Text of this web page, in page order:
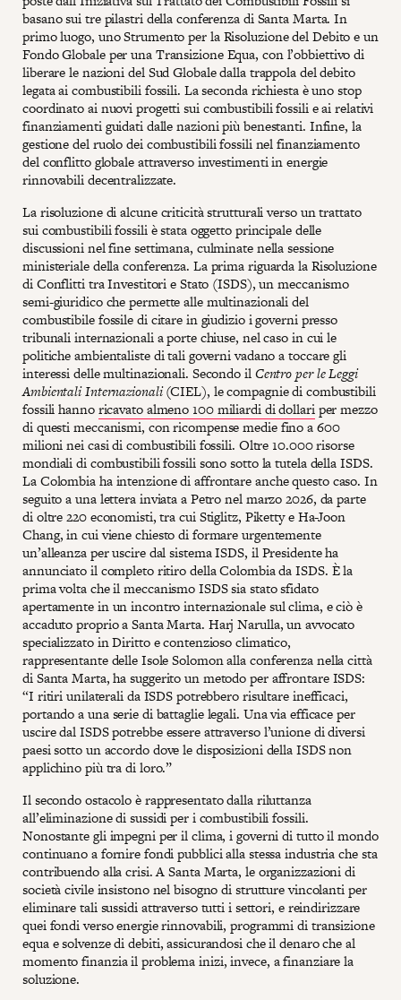
basano sui tre pilastri della conferenza di Santa Marta. In
primo luogo, uno Strumento per la Risoluzione del Debito e un
Fondo Globale per una Transizione Equa, con l’obbiettivo di
liberare le nazioni del Sud Globale dalla trappola del debito
legata ai combustibili fossili. La seconda richiesta è uno stop
coordinato ai nuovi progetti sui combustibili fossili e ai relativi
finanziamenti guidati dalle nazioni più benestanti. Infine, la
gestione del ruolo dei combustibili fossili nel finanziamento
del conflitto globale attraverso investimenti in energie
rinnovabili decentralizzate.
La risoluzione di alcune criticità strutturali verso un trattato
sui combustibili fossili è stata oggetto principale delle
discussioni nel fine settimana, culminate nella sessione
ministeriale della conferenza. La prima riguarda la Risoluzione
di Conflitti tra Investitori e Stato (ISDS), un meccanismo
semi-giuridico che permette alle multinazionali del
combustibile fossile di citare in giudizio i governi presso
tribunali internazionali a porte chiuse, nel caso in cui le
politiche ambientaliste di tali governi vadano a toccare gli
interessi delle multinazionali. Secondo ilCentro per le Leggi
Ambientali Internazionali(CIEL), le compagnie di combustibili
fossili hannoricavato almeno 100 miliardi di dollariper mezzo
di questi meccanismi, con ricompense medie fino a 600
milioni nei casi di combustibili fossili. Oltre 10.000 risorse
mondiali di combustibili fossili sono sotto la tutela della ISDS.
La Colombia ha intenzione di affrontare anche questo caso. In
seguito a una lettera inviata a Petro nel marzo 2026, da parte
di oltre 220 economisti, tra cui Stiglitz, Piketty e Ha-Joon
Chang, in cui viene chiesto di formare urgentemente
un’alleanza per uscire dal sistema ISDS, il Presidente ha
annunciato il completo ritiro della Colombia da ISDS. È la
prima volta che il meccanismo ISDS sia stato sfidato
apertamente in un incontro internazionale sul clima, e ciò è
accaduto proprio a Santa Marta. Harj Narulla, un avvocato
specializzato in Diritto e contenzioso climatico,
rappresentante delle Isole Solomon alla conferenza nella città
di Santa Marta, ha suggerito un metodo per affrontare ISDS:
“I ritiri unilaterali da ISDS potrebbero risultare inefficaci,
portando a una serie di battaglie legali. Una via efficace per
uscire dal ISDS potrebbe essere attraverso l’unione di diversi
paesi sotto un accordo dove le disposizioni della ISDS non
applichino più tra di loro.”
Il secondo ostacolo è rappresentato dalla riluttanza
all’eliminazione di sussidi per i combustibili fossili.
Nonostante gli impegni per il clima, i governi di tutto il mondo
continuano a fornire fondi pubblici alla stessa industria che sta
contribuendo alla crisi. A Santa Marta, le organizzazioni di
società civile insistono nel bisogno di strutture vincolanti per
eliminare tali sussidi attraverso tutti i settori, e reindirizzare
quei fondi verso energie rinnovabili, programmi di transizione
equa e solvenze di debiti, assicurandosi che il denaro che al
momento finanzia il problema inizi, invece, a finanziare la
soluzione.